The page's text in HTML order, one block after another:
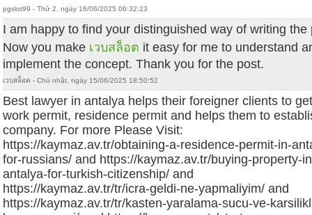
pgslot99 - Thứ 2, ngày 16/06/2025 06:32:23
I am happy to find your distinguished way of writing the
Now you make เวบสล็อต it easy for me to understand
implement the concept. Thank you for the post.
เวบสล็อต - Chủ nhật, ngày 15/06/2025 18:50:52
Best lawyer in antalya helps their foreigner clients to
work permit, residence permit and helps them to
company. For more Please Visit:
https://kaymaz.av.tr/obtaining-a-residence-permit-in-
for-russians/ and https://kaymaz.av.tr/buying-property-
antalya-for-turkish-citizenship/ and
https://kaymaz.av.tr/tr/icra-geldi-ne-yapmaliyim/ and
https://kaymaz.av.tr/tr/kasten-yaralama-sucu-ve-